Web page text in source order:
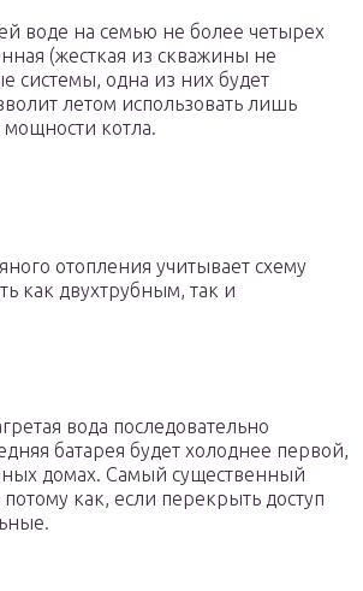
воде на семью не более четырех
(жесткая из скважины не
системы, одна из них будет
летом использовать лишь
мощности котла.
отопления учитывает схему
как двухтрубным, так и
вода последовательно
батарея будет холоднее первой,
домах. Самый существенный
как, если перекрыть доступ